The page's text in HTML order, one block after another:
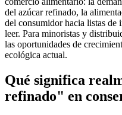
del azúcar refinado, la
del consumidor hacia listas de
leer. Para minoristas y
las oportunidades de
ecológica actual.
Qué significa
refinado" en